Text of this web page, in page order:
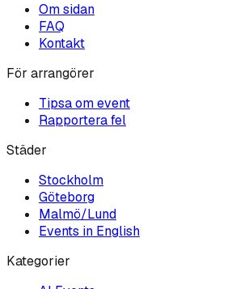
Om sidan
FAQ
Kontakt
För arrangörer
Tipsa om event
Rapportera fel
Städer
Stockholm
Göteborg
Malmö/Lund
Events in English
Kategorier